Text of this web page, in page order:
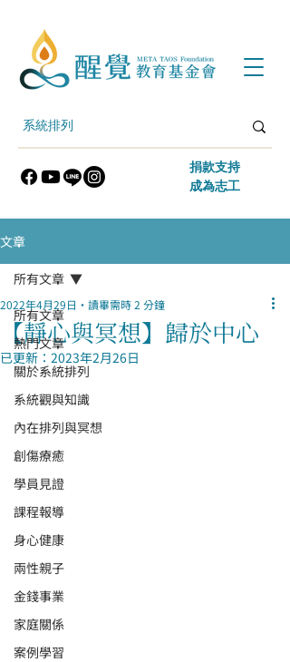
​捐款支持
​成為志工
文章
所有文章
熱門文章
關於系統排列
系統觀與知識
內在排列與冥想
創傷療癒
學員見證
課程報導
身心健康
兩性親子
金錢事業
家庭關係
案例學習
所有文章
【靜心與冥想】歸於中心
2022年4月29日 讀畢需時 2 分鐘
已更新： 2023年2月26日